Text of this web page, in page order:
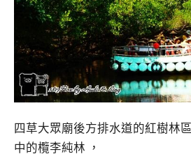
四草大眾廟後方排水道的紅樹林
中的欖李純林 ，